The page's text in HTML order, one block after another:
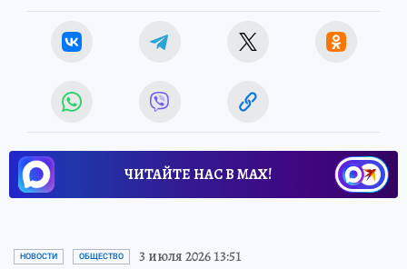
ЧИТАЙТЕ НАС В МАХ!
НОВОСТИ ОБЩЕСТВО 3 июля 2026 13:51